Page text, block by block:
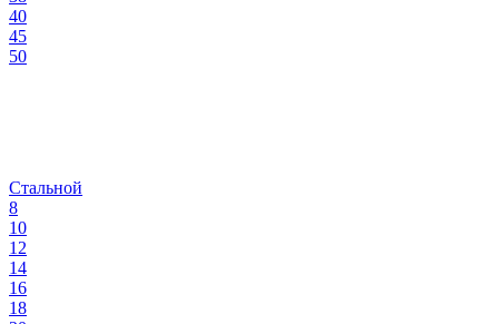
40
45
50
Стальной
8
10
12
14
16
18